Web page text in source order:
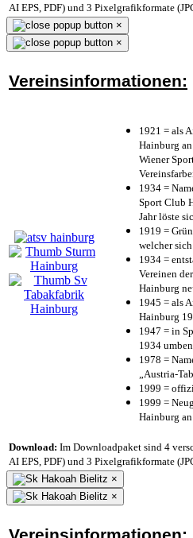
AI EPS, PDF) und 3 Pixelgrafikformate
×
×
Vereinsinformationen:
1921 = als
Hainburg
Wiener
1934 =
Sport Club
Jahr löste
1919 =
welcher
1934 =
Vereinen
Hainburg
1945 = als
Hainburg
1947 = in
1934
1978 =
„Austria-
1999 =
1999 =
Hainburg
Download: Im Downloadpaket sind 4
AI EPS, PDF) und 3 Pixelgrafikformate
×
×